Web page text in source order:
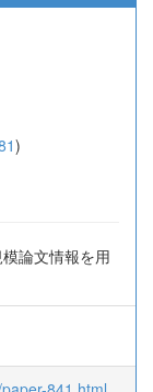
)
論文情報を用